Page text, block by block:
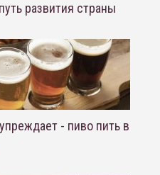
развития страны
- пиво пить в